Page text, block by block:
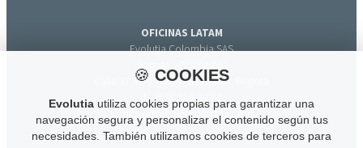
OFICINAS LATAM
Evolutia Colombia SAS
Calle 37 # 14 - 38, Teusaquillo, Bogotá
T: +571 316 33 71
E: info@evolutiacolombia.com
🍪 COOKIES
Evolutia utiliza cookies propias para garantizar una
navegación segura y personalizar el contenido según tus
necesidades. También utilizamos cookies de terceros para